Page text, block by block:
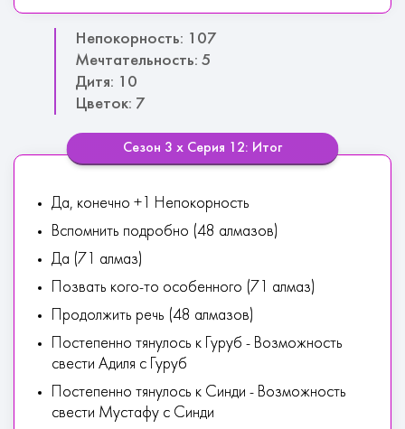
Непокорность: 107
Мечтательность: 5
Дитя: 10
Цветок: 7
Сезон 3 х Серия 12: Итог
Да, конечно +1 Непокорность
Вспомнить подробно (48 алмазов)
Да (71 алмаз)
Позвать кого-то особенного (71 алмаз)
Продолжить речь (48 алмазов)
Постепенно тянулось к Гуруб - Возможность
свести Адиля с Гуруб
Постепенно тянулось к Синди - Возможность
свести Мустафу с Синди